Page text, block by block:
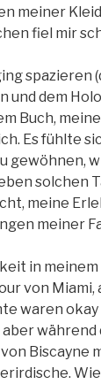
meiner
fiel mir
spazieren
und dem
Buch,
Es fühlte
gewöhnen,
solchen
meine
meiner
in
von Miami,
waren
Biscayne